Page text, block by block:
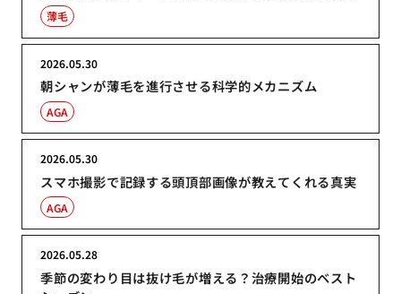
薄毛
朝シャンが薄毛を進行させる科学的メカニズム
2026.05.30
AGA
スマホ撮影で記録する頭頂部画像が教えてくれる真実
2026.05.30
AGA
季節の変わり目は抜け毛が増える？治療開始のベスト
2026.05.28